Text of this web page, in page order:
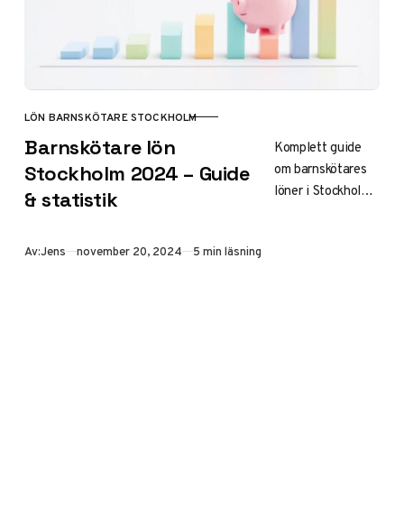
KATEGORI
LÖN BARNSKÖTARE STOCKHOLM
Barnskötare lön
Stockholm 2024 – Guide
& statistik
Komplett guide
om barnskötares
löner i Stockholm
Av:Jens Publicerad
november 20, 2024 5 min läsning